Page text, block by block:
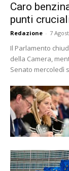
Caro
punti
Redazione - 7
Il Parlamento
della Camera,
Senato mercoledì